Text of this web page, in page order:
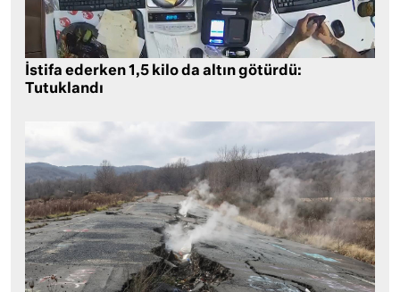
İstifa ederken 1,5 kilo da altın götürdü:
Tutuklandı